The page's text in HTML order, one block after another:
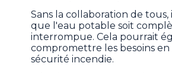
Sans la collaboration de tous,
que l'eau potable soit
interrompue. Cela pourrait
compromettre les besoins
sécurité incendie.